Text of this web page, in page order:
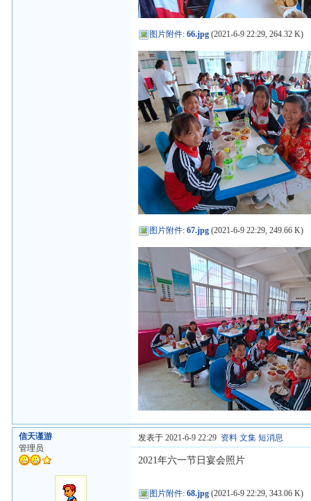
图片附件:66.jpg (2021-6-9 22:29, 264.32 K)
图片附件:67.jpg (2021-6-9 22:29, 249.66 K)
信天谨游
管理员
发表于 2021-6-9 22:29 资料 文集 短消息
2021年六一节日宴会照片
图片附件:68.jpg (2021-6-9 22:29, 343.06 K)